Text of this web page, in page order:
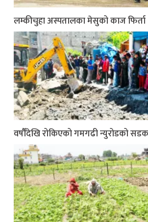
लम्कीचुहा अस्पतालका मेसुको काज फिर्ता
वर्षौँदेखि रोकिएको गमगढी न्युरोडको